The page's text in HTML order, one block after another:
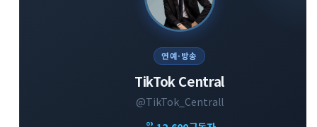
연예·방송
TikTok Central
@TikTok_Centrall